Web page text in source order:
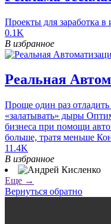
Проекты для заработка в
0.1K
В избранное
Реальная
Проще один раз
«залатывать» дыры
бизнеса при помощи
больше, тратя меньше
11.4K
В избранное
Еще →
Вернуться обратно